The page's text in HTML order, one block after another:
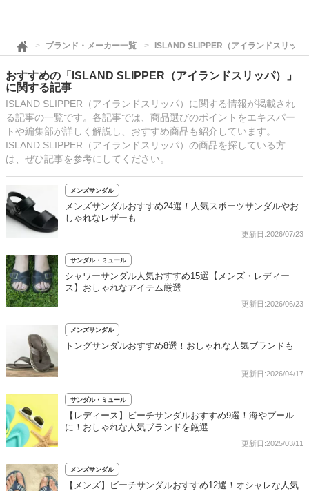
ブランド・メーカー一覧 ISLAND SLIPPER（アイランドスリッパ
おすすめの「ISLAND SLIPPER（アイランドスリッパ）」
に関する記事
ISLAND SLIPPER（アイランドスリッパ）に関する情報が掲載され
る記事の一覧です。各記事では、商品選びのポイントをエキスパー
トや編集部が詳しく解説し、おすすめ商品も紹介しています。
ISLAND SLIPPER（アイランドスリッパ）の商品を探している方
は、ぜひ記事を参考にしてください。
メンズサンダル
メンズサンダルおすすめ24選！人気スポーツサンダルやお
しゃれなレザーも
更新日:2026/07/23
サンダル・ミュール
シャワーサンダル人気おすすめ15選【メンズ・レディー
ス】おしゃれなアイテム厳選
更新日:2026/06/23
メンズサンダル
トングサンダルおすすめ8選！おしゃれな人気ブランドも
更新日:2026/04/17
サンダル・ミュール
【レディース】ビーチサンダルおすすめ9選！海やプール
に！おしゃれな人気ブランドを厳選
更新日:2025/03/11
メンズサンダル
【メンズ】ビーチサンダルおすすめ12選！オシャレな人気